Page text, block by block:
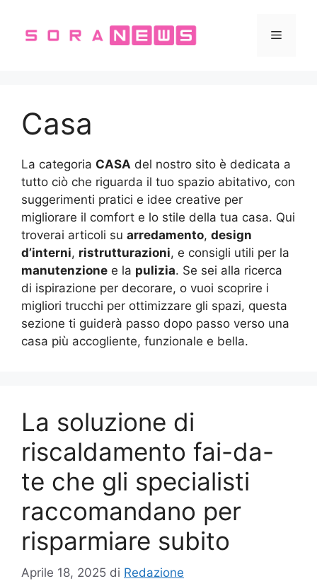
contenuto
Menu
Casa
La categoria CASA del nostro sito è dedicata a
tutto ciò che riguarda il tuo spazio abitativo, con
suggerimenti pratici e idee creative per
migliorare il comfort e lo stile della tua casa. Qui
troverai articoli su arredamento, design
d’interni, ristrutturazioni, e consigli utili per la
manutenzione e la pulizia. Se sei alla ricerca
di ispirazione per decorare, o vuoi scoprire i
migliori trucchi per ottimizzare gli spazi, questa
sezione ti guiderà passo dopo passo verso una
casa più accogliente, funzionale e bella.
La soluzione di
riscaldamento fai-da-
te che gli specialisti
raccomandano per
risparmiare subito
Aprile 18, 2025 di Redazione